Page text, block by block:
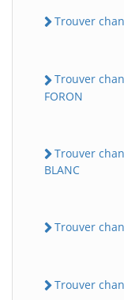
Trouver
Trouver
FORON
Trouver
BLANC
Trouver
Trouver